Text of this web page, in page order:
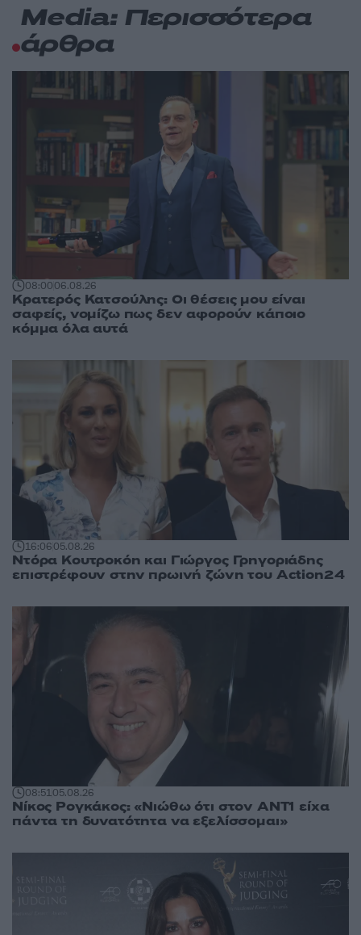
Media: Περισσότερα
άρθρα
08:0006.08.26
Κρατερός Κατσούλης: Οι θέσεις μου είναι
σαφείς, νομίζω πως δεν αφορούν κάποιο
κόμμα όλα αυτά
16:0605.08.26
Ντόρα Κουτροκόη και Γιώργος Γρηγοριάδης
επιστρέφουν στην πρωινή ζώνη του Action24
08:5105.08.26
Νίκος Ρογκάκος: «Νιώθω ότι στον ΑΝΤ1 είχα
πάντα τη δυνατότητα να εξελίσσομαι»